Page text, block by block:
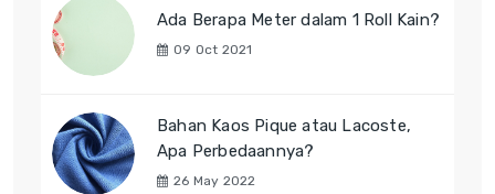
Ada Berapa Meter dalam 1 Roll Kain?
09 Oct 2021
Bahan Kaos Pique atau Lacoste,
Apa Perbedaannya?
26 May 2022